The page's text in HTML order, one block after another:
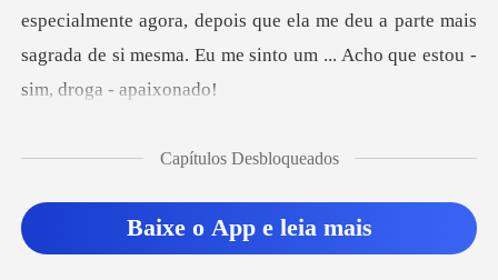
Sair
especialmente agora, depois que ela me d
Capítulos Desbloqueados
Baixe o App e leia mais